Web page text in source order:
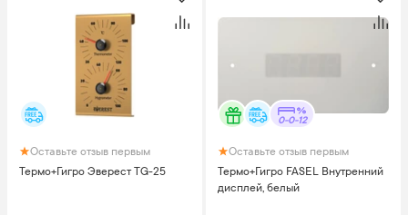
Оставьте отзыв первым
Термо+Гигро Эверест TG-25
0-0-12
Оставьте отзыв первым
Термо+Гигро FASEL Внутренний
дисплей, белый